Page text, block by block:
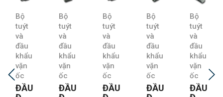
Bộ
tuýt
và
đầu
khẩu
vặn
ốc
ĐẦU
Bộ
tuýt
và
đầu
khẩu
vặn
ốc
ĐẦU
Bộ
tuýt
và
đầu
khẩu
vặn
ốc
ĐẦU
Bộ
tuýt
và
đầu
khẩu
vặn
ốc
ĐẦU
Bộ
tuýt
và
đầu
khẩu
vặn
ốc
ĐẦU